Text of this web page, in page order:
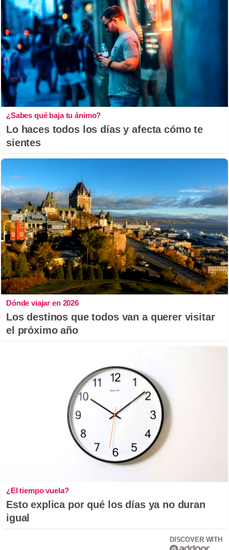
¿Sabes qué baja tu ánimo?
Lo haces todos los días y afecta cómo te
sientes
Dónde viajar en 2026
Los destinos que todos van a querer visitar
el próximo año
¿El tiempo vuela?
Esto explica por qué los días ya no duran
igual
DISCOVER WITH